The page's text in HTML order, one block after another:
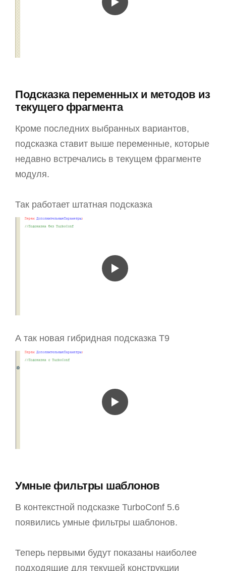
Подсказка переменных и методов из
текущего фрагмента
Кроме последних выбранных вариантов,
подсказка ставит выше переменные, которые
недавно встречались в текущем фрагменте
модуля.
Так работает штатная подсказка
А так новая гибридная подсказка T9
Умные фильтры шаблонов
В контекстной подсказке TurboConf 5.6
появились умные фильтры шаблонов.
Теперь первыми будут показаны наиболее
подходящие для текущей конструкции